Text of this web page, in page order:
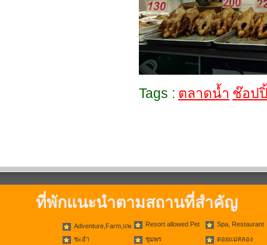
Tags : ตลาดน้ำ ช๊อป
ที่พักแนะนำตามสถานที่สำคัญ
Adventure,Farm,แพ Resort allowed Pet Spa, Restaurant
ชะอำ ชุมพร
ดอยแม่สลอง